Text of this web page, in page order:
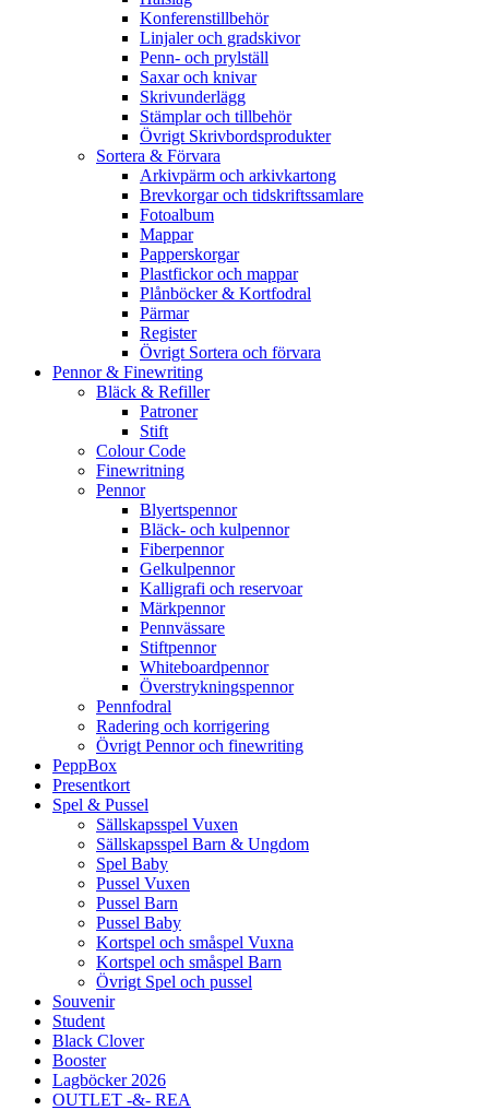
Konferenstillbehör
Linjaler och gradskivor
Penn- och prylställ
Saxar och knivar
Skrivunderlägg
Stämplar och tillbehör
Övrigt Skrivbordsprodukter
Sortera & Förvara
Arkivpärm och arkivkartong
Brevkorgar och tidskriftssamlare
Fotoalbum
Mappar
Papperskorgar
Plastfickor och mappar
Plånböcker & Kortfodral
Pärmar
Register
Övrigt Sortera och förvara
Pennor & Finewriting
Bläck & Refiller
Patroner
Stift
Colour Code
Finewritning
Pennor
Blyertspennor
Bläck- och kulpennor
Fiberpennor
Gelkulpennor
Kalligrafi och reservoar
Märkpennor
Pennvässare
Stiftpennor
Whiteboardpennor
Överstrykningspennor
Pennfodral
Radering och korrigering
Övrigt Pennor och finewriting
PeppBox
Presentkort
Spel & Pussel
Sällskapsspel Vuxen
Sällskapsspel Barn & Ungdom
Spel Baby
Pussel Vuxen
Pussel Barn
Pussel Baby
Kortspel och småspel Vuxna
Kortspel och småspel Barn
Övrigt Spel och pussel
Souvenir
Student
Black Clover
Booster
Lagböcker 2026
OUTLET -&- REA